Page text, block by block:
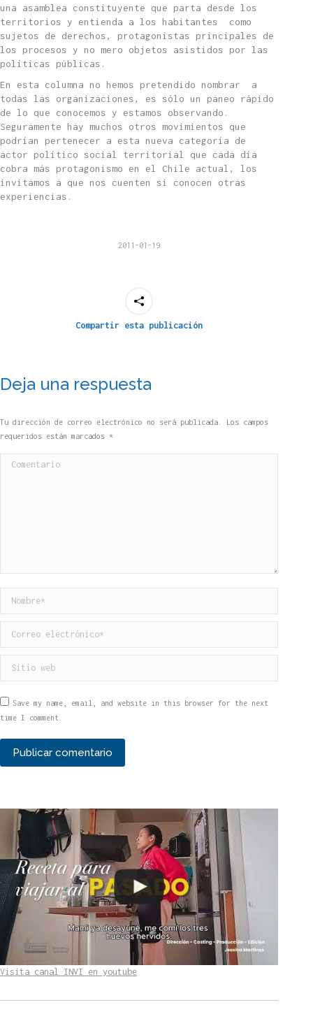
una asamblea constituyente que parta desde los
territorios y entienda a los habitantes como
sujetos de derechos, protagonistas principales de
los procesos y no mero objetos asistidos por las
políticas públicas.
En esta columna no hemos pretendido nombrar a
todas las organizaciones, es sólo un paneo rápido
de lo que conocemos y estamos observando.
Seguramente hay muchos otros movimientos que
podrían pertenecer a esta nueva categoría de
actor político social territorial que cada día
cobra más protagonismo en el Chile actual, los
invitamos a que nos cuenten si conocen otras
experiencias.
2011-01-19
Compartir esta publicación
Deja una respuesta
Tu dirección de correo electrónico no será publicada. Los campos
requeridos están marcados *
Comentario
Nombre *
Correo electrónico *
Sitio web
Save my name, email, and website in this browser for the next
time I comment.
Publicar comentario
Visita canal INVI en youtube